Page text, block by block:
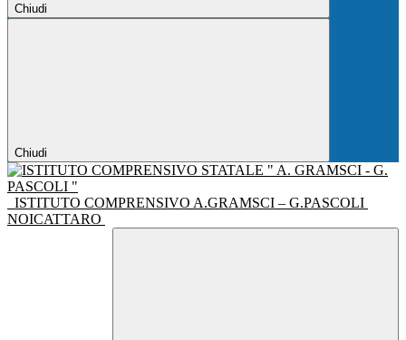
Chiudi
Chiudi
ISTITUTO COMPRENSIVO A.GRAMSCI – G.PASCOLI
NOICATTARO